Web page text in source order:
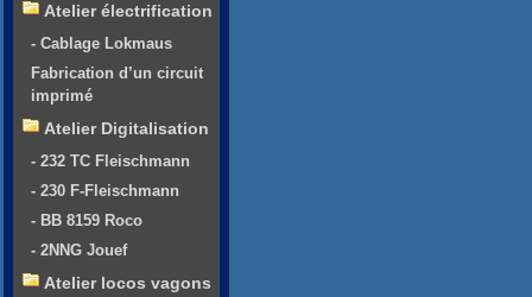
Atelier électrification
- Cablage Lokmaus
Fabrication d’un circuit
imprimé
Atelier Digitalisation
- 232 TC Fleischmann
- 230 F-Fleischmann
- BB 8159 Roco
- 2NNG Jouef
Atelier locos vagons